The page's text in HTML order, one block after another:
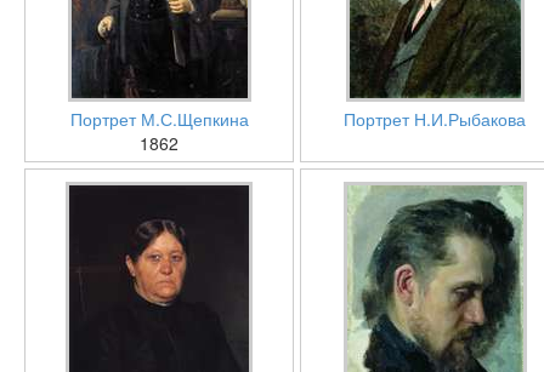
Портрет М.С.Щепкина
1862
Портрет Н.И.Рыбакова